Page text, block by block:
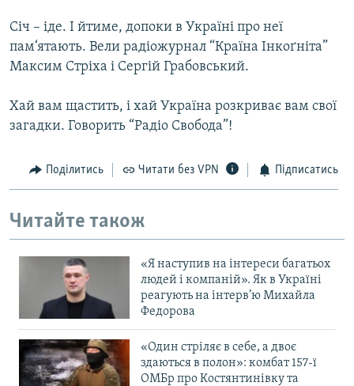
Січ – іде. І йтиме, допоки в Україні про неї
пам‘ятають. Вели радіожурнал “Країна Інкоґніта”
Максим Стріха і Сергій Грабовський.
Хай вам щастить, і хай Україна розкриває вам свої
загадки. Говорить “Радіо Свобода”!
Поділитись Читати без VPN Підписатись
Читайте також
«Я наступив на інтереси багатьох
людей і компаній». Як в Україні
реагують на інтерв’ю Михайла
Федорова
«Один стріляє в себе, а двоє
здаються в полон»: комбат 157-ї
ОМБр про Костянтинівку та